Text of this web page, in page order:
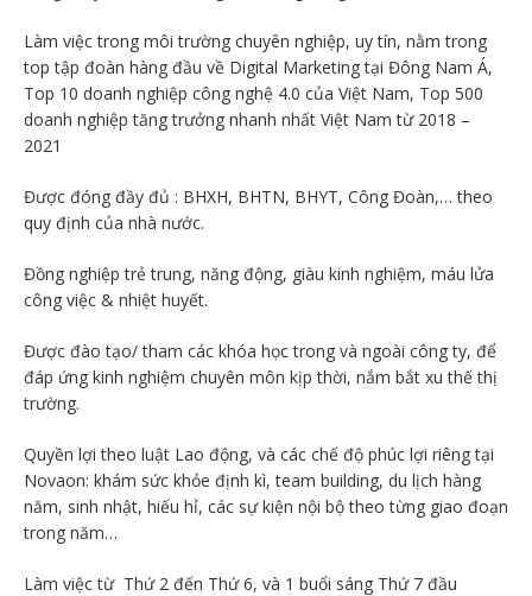
Làm việc trong môi trường chuyên nghiệp, uy tín, nằm trong
top tập đoàn hàng đầu về Digital Marketing tại Đông Nam Á,
Top 10 doanh nghiệp công nghệ 4.0 của Việt Nam, Top 500
doanh nghiệp tăng trưởng nhanh nhất Việt Nam từ 2018 –
2021
Được đóng đầy đủ : BHXH, BHTN, BHYT, Công Đoàn,… theo
quy định của nhà nước.
Đồng nghiệp trẻ trung, năng động, giàu kinh nghiệm, máu lửa
công việc & nhiệt huyết.
Được đào tạo/ tham các khóa học trong và ngoài công ty, để
đáp ứng kinh nghiệm chuyên môn kịp thời, nắm bắt xu thế thị
trường.
Quyền lợi theo luật Lao động, và các chế độ phúc lợi riêng tại
Novaon: khám sức khỏe định kì, team building, du lịch hàng
năm, sinh nhật, hiếu hỉ, các sự kiện nội bộ theo từng giao đoạn
trong năm…
Làm việc từ Thứ 2 đến Thứ 6, và 1 buổi sáng Thứ 7 đầu